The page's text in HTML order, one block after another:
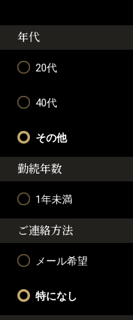
年代
20代
40代
その他
勤続年数
1年未満
ご連絡方法
メール希望
特になし